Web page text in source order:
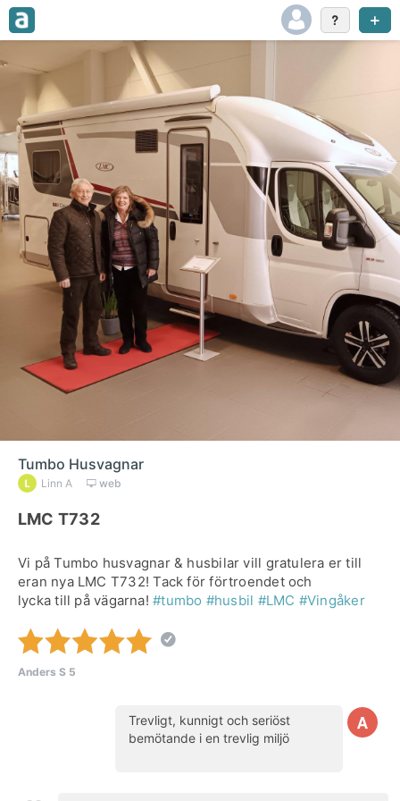
Tumbo Husvagnar
Linn A web
LMC T732
Vi på Tumbo husvagnar & husbilar vill gratulera er till
eran nya LMC T732! Tack för förtroendet och
lycka till på vägarna!#tumbo #husbil #LMC #Vingåker
Anders S 5
Trevligt, kunnigt och seriöst
bemötande i en trevlig miljö